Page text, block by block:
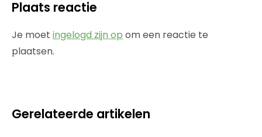
Plaats reactie
Je moet ingelogd zijn op om een reactie te
plaatsen.
Gerelateerde artikelen